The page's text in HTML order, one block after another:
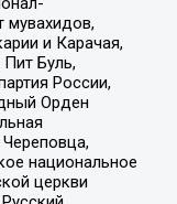
мувахидов,
и Карачая,
Буль,
России,
Орден
национальное
церкви